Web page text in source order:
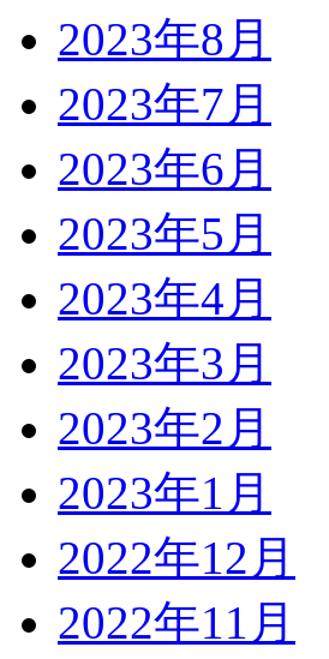
2023年8月
2023年7月
2023年6月
2023年5月
2023年4月
2023年3月
2023年2月
2023年1月
2022年12月
2022年11月